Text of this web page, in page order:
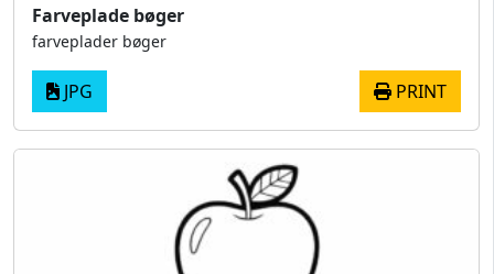
Farveplade bøger
farveplader bøger
JPG PRINT